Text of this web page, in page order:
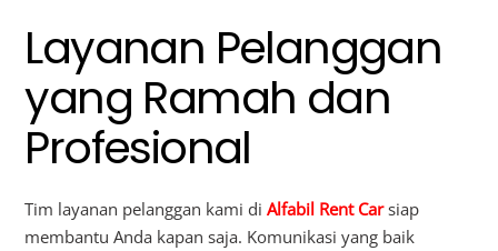
Layanan Pelanggan
yang Ramah dan
Profesional
Tim layanan pelanggan kami diAlfabil Rent Carsiap
membantu Anda kapan saja. Komunikasi yang baik